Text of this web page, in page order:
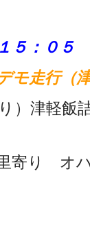
５：０５
モ走行（
）津軽飯
寄り オ